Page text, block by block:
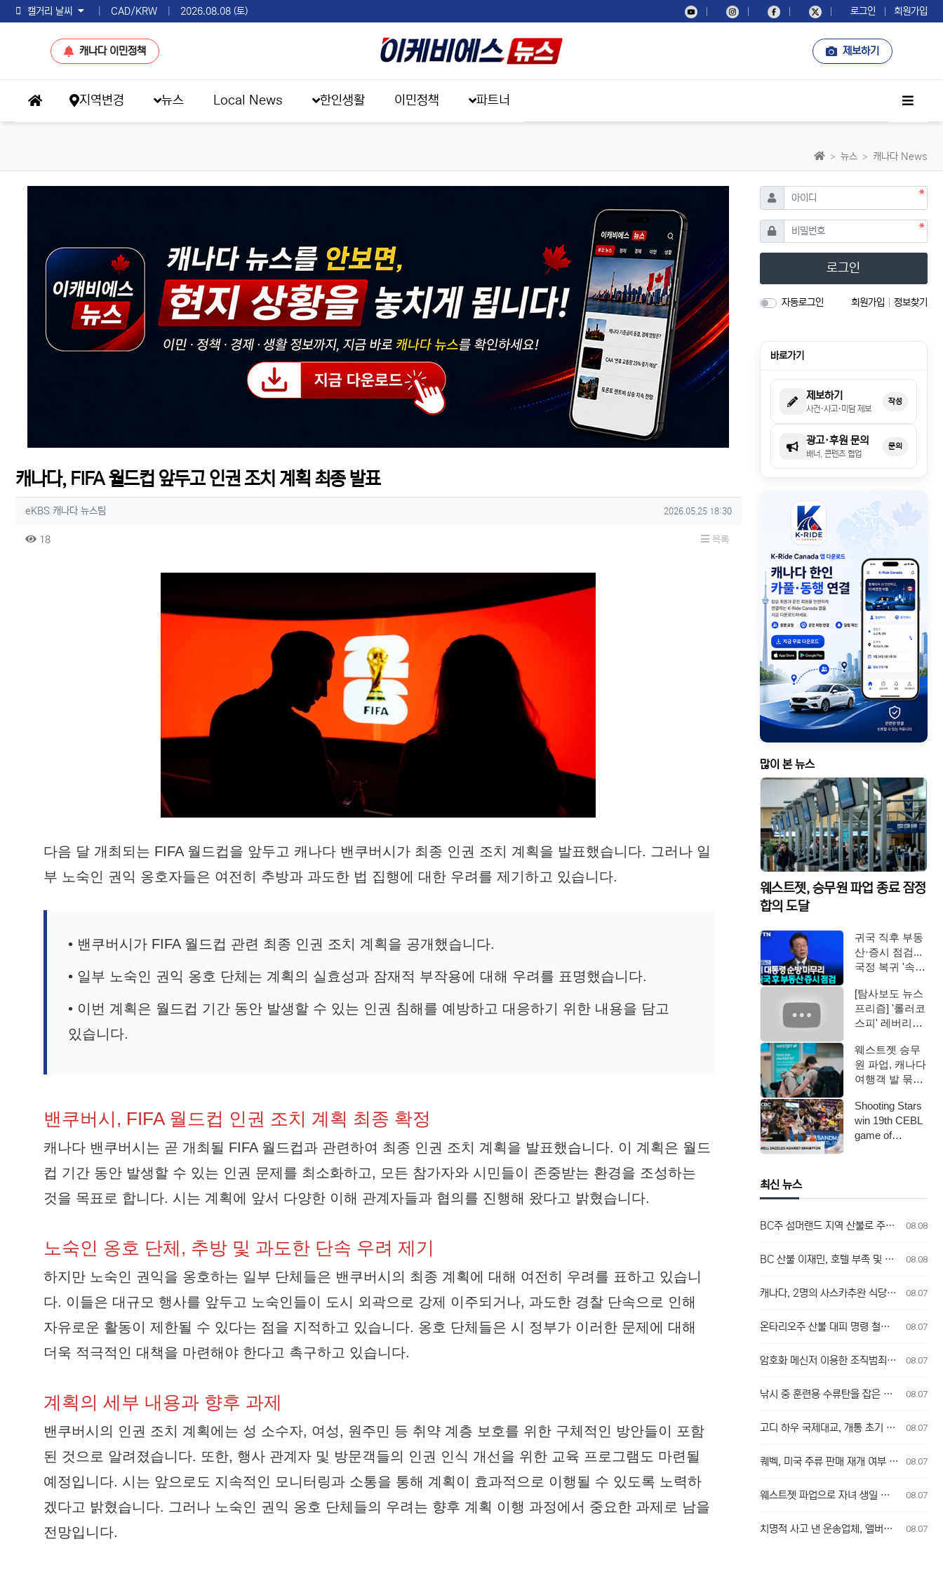
토론토 날씨 CAD/KRW 2026.08.08 (토) 로그인 회원가입
캐나다 이민정책 제보하기
지역변경 뉴스 Local News 한인생활 이민정책
파트너
홈으로
사이드
eKBS News
홈으로뉴스 캐나다 News
캐나다, FIFA 월드컵 앞두고 인권 조치 계획 최종 발표
작성자 정보
eKBS 캐나다 뉴스팀 작성일
2026.05.25 18:30
컨텐츠 정보
18조회 목록
다음 달 개최되는 FIFA 월드컵을 앞두고 캐나다 밴쿠버시가 최종 인권 조치 계획을 발표했습니다. 그러나 일
부 노숙인 권익 옹호자들은 여전히 추방과 과도한 법 집행에 대한 우려를 제기하고 있습니다.
• 밴쿠버시가 FIFA 월드컵 관련 최종 인권 조치 계획을 공개했습니다.
• 일부 노숙인 권익 옹호 단체는 계획의 실효성과 잠재적 부작용에 대해 우려를 표명했습니다.
• 이번 계획은 월드컵 기간 동안 발생할 수 있는 인권 침해를 예방하고 대응하기 위한 내용을 담고
있습니다.
밴쿠버시, FIFA 월드컵 인권 조치 계획 최종 확정
캐나다 밴쿠버시는 곧 개최될 FIFA 월드컵과 관련하여 최종 인권 조치 계획을 발표했습니다. 이 계획은 월드
컵 기간 동안 발생할 수 있는 인권 문제를 최소화하고, 모든 참가자와 시민들이 존중받는 환경을 조성하는
것을 목표로 합니다. 시는 계획에 앞서 다양한 이해 관계자들과 협의를 진행해 왔다고 밝혔습니다.
노숙인 옹호 단체, 추방 및 과도한 단속 우려 제기
하지만 노숙인 권익을 옹호하는 일부 단체들은 밴쿠버시의 최종 계획에 대해 여전히 우려를 표하고 있습니
다. 이들은 대규모 행사를 앞두고 노숙인들이 도시 외곽으로 강제 이주되거나, 과도한 경찰 단속으로 인해
자유로운 활동이 제한될 수 있다는 점을 지적하고 있습니다. 옹호 단체들은 시 정부가 이러한 문제에 대해
더욱 적극적인 대책을 마련해야 한다고 촉구하고 있습니다.
계획의 세부 내용과 향후 과제
밴쿠버시의 인권 조치 계획에는 성 소수자, 여성, 원주민 등 취약 계층 보호를 위한 구체적인 방안들이 포함
된 것으로 알려졌습니다. 또한, 행사 관계자 및 방문객들의 인권 인식 개선을 위한 교육 프로그램도 마련될
예정입니다. 시는 앞으로도 지속적인 모니터링과 소통을 통해 계획이 효과적으로 이행될 수 있도록 노력하
겠다고 밝혔습니다. 그러나 노숙인 권익 옹호 단체들의 우려는 향후 계획 이행 과정에서 중요한 과제로 남을
전망입니다.
아이디 필수
비밀번호필수
로그인
자동로그인 회원가입 정보찾기
바로가기
제보하기
사건·사고·미담 제보
작성
광고·후원 문의
배너, 콘텐츠 협업
문의
많이 본 뉴스
웨스트젯, 승무원 파업 종료 잠정
합의 도달
귀국 직후 부동
산·증시 점검...
국정 복귀 '속도'
[탐사보도 뉴스
프리즘] '롤러코
스피' 레버리지
TV (Yo…
웨스트젯 승무
원 파업, 캐나다
여행객 발 묶였
Shooting Stars
win 19th CEBL
game of
최신 뉴스
BC주 섬머랜드 지역 산불로 주민 전원 대피 명령 08.08
BC 산불 이재민, 호텔 부족 및 긴급 지원 지연 겪어 08.08
캐나다, 2명의 사스카추완 식당 업주, 방글라데시 여성 인신매매 유죄 판결 08.07
온타리오주 산불 대피 명령 철회에 대한 굴 베이 퍼스트 네이션의 강력 반발 08.07
암호화 메신저 이용한 조직범죄, 청소년 포섭…수사 난항 예고 08.07
낚시 중 훈련용 수류탄을 잡은 남성 08.07
고디 하우 국제대교, 개통 초기 이용객 이중 요금 청구 의혹 제기 08.07
퀘벡, 미국 주류 판매 재개 여부 단독 결정 08.07
웨스트젯 파업으로 자녀 생일 놓친 부모, 후회와 실망감 호소 08.07
치명적 사고 낸 운송업체, 앨버타주서 운영 금지 조치 08.07